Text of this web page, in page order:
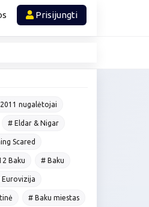
Prisijungti
nugalėtojai
# Eldar & Nigar
Scared
Baku # Baku
Eurovizija
# Baku miestas